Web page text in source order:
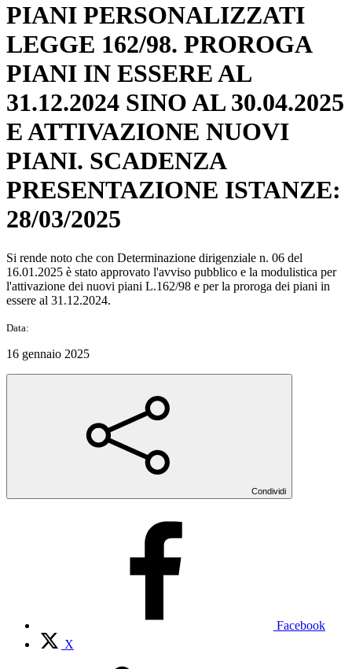
PIANI PERSONALIZZATI
LEGGE 162/98. PROROGA
PIANI IN ESSERE AL
31.12.2024 SINO AL 30.04.2025
E ATTIVAZIONE NUOVI
PIANI. SCADENZA
PRESENTAZIONE ISTANZE:
28/03/2025
Si rende noto che con Determinazione dirigenziale n. 06 del
16.01.2025 è stato approvato l'avviso pubblico e la modulistica per
l'attivazione dei nuovi piani L.162/98 e per la proroga dei piani in
essere al 31.12.2024.
Data:
16 gennaio 2025
Condividi
Facebook
X